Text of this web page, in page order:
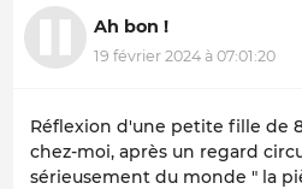
Ah bon !
19 février 2024 à 07:01:20
Réflexion d'une petite fille de
chez-moi, après un regard
sérieusement du monde " la